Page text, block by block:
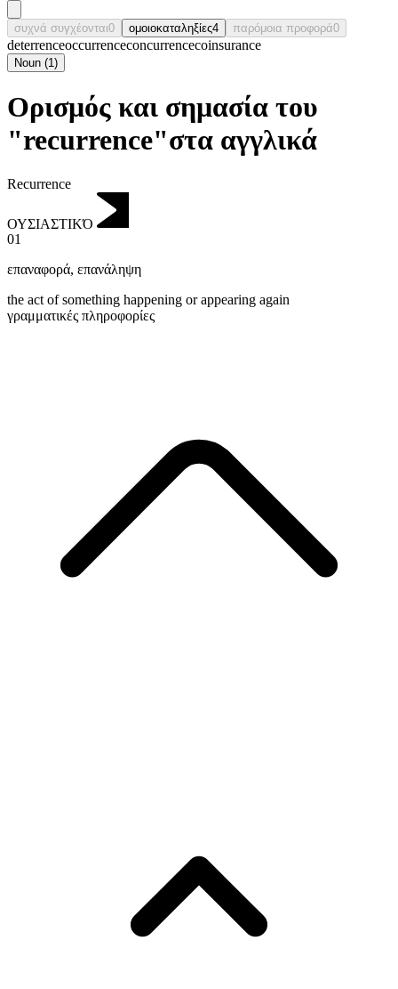
συχνά συγχέονται0 ομοιοκαταληξίες4 παρόμοια προφορά0
deterrenceoccurrenceconcurrencecoinsurance
Noun (1)
Ορισμός και σημασία του
"recurrence"στα αγγλικά
Recurrence
ΟΥΣΙΑΣΤΙΚΌ
01
επαναφορά, επανάληψη
the act of something happening or appearing again
γραμματικές πληροφορίες